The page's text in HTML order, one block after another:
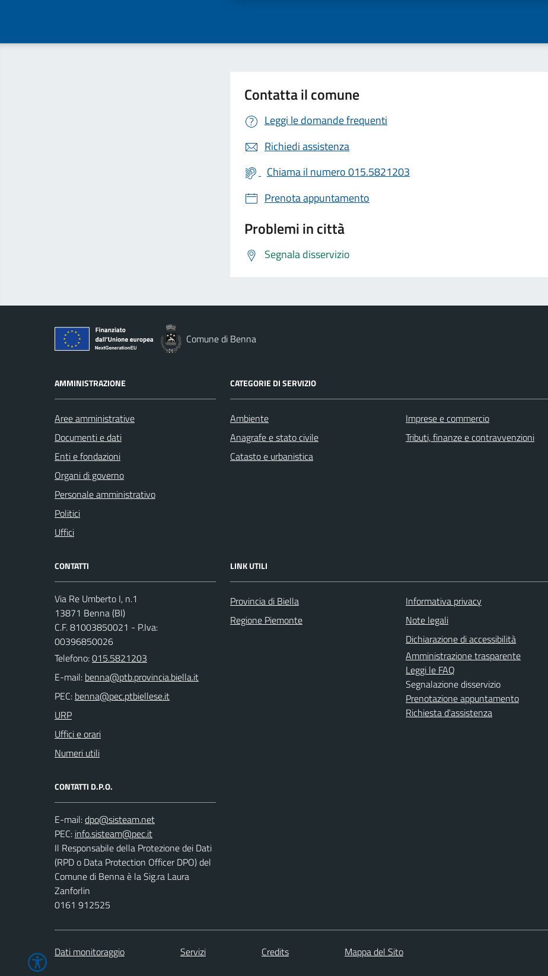
Contatta il comune
Leggi le domande frequenti
Richiedi assistenza
Chiama il numero 015.5821203
Prenota appuntamento
Problemi in città
Segnala disservizio
Comune di Benna
AMMINISTRAZIONE
Aree amministrative
Documenti e dati
Enti e fondazioni
Organi di governo
Personale amministrativo
Politici
Uffici
CATEGORIE DI SERVIZIO
Ambiente
Anagrafe e stato civile
Catasto e urbanistica
Imprese e commercio
Tributi, finanze e contravvenzioni
CONTATTI
Via Re Umberto I, n.1
13871 Benna (BI)
C.F. 81003850021 - P.Iva:
00396850026
Telefono:015.5821203
E-mail:
PEC:
URP
Uffici e orari
Numeri utili
CONTATTI D.P.O.
E-mail:
PEC:
Il Responsabile della Protezione dei Dati
(RPD o Data Protection Officer DPO) del
Comune di Benna è la Sig.ra Laura
Zanforlin
0161 912525
LINK UTILI
Provincia di Biella
Regione Piemonte
Informativa privacy
Note legali
Dichiarazione di accessibilità
Amministrazione trasparente
Leggi le FAQ
Segnalazione disservizio
Prenotazione appuntamento
Richiesta d'assistenza
Dati monitoraggio Servizi Credits Mappa del Sito